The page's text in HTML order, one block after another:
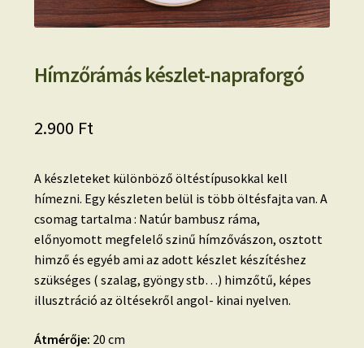
Hímzőrámás készlet-napraforgó
2.900 Ft
A készleteket különböző öltéstípusokkal kell
hímezni. Egy készleten belül is több öltésfajta van. A
csomag tartalma : Natúr bambusz ráma,
előnyomott megfelelő szinű hímzővászon, osztott
himző és egyéb ami az adott készlet készítéshez
szükséges ( szalag, gyöngy stb…) himzőtű, képes
illusztráció az öltésekről angol- kinai nyelven.
Átmérője: 20 cm